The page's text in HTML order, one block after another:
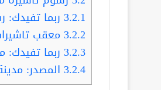
3.2.1 ربما
3.2.2معقب
3.2.3 ربما تفيدك:
3.2.4 المصدر: